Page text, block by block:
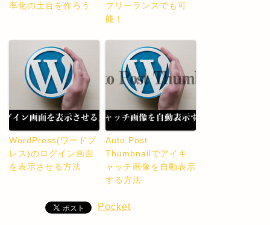
率化の土台を作ろう
フリーランスでも可
能！
WordPress(ワードプ
レス)のログイン画面
を表示させる方法
Auto Post
Thumbnailでアイキ
ャッチ画像を自動表示
する方法
Pocket